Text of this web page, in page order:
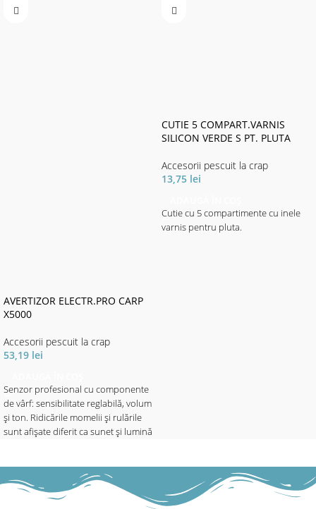
AVERTIZOR ELECTR.PRO CARP
X5000
Accesorii pescuit la crap
53,19 lei
Senzor profesional cu componente
de vârf: sensibilitate reglabilă, volum
și ton. Ridicările momelii și rulările
sunt afișate diferit ca sunet și lumină
Cu funcție de lumină de noapte
reglabilă (integrată la buton) și
funcție de mute. Datorită
CUTIE 5 COMPART.VARNIS
SILICON VERDE S PT. PLUTA
Accesorii pescuit la crap
13,75 lei
Cutie cu 5 compartimente cu inele
varnis pentru pluta.